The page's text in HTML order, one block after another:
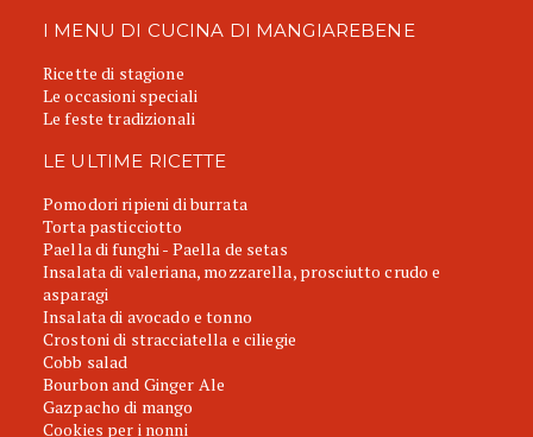
I MENU DI CUCINA DI MANGIAREBENE
Ricette di stagione
Le occasioni speciali
Le feste tradizionali
LE ULTIME RICETTE
Pomodori ripieni di burrata
Torta pasticciotto
Paella di funghi - Paella de setas
Insalata di valeriana, mozzarella, prosciutto crudo e
asparagi
Insalata di avocado e tonno
Crostoni di stracciatella e ciliegie
Cobb salad
Bourbon and Ginger Ale
Gazpacho di mango
Cookies per i nonni